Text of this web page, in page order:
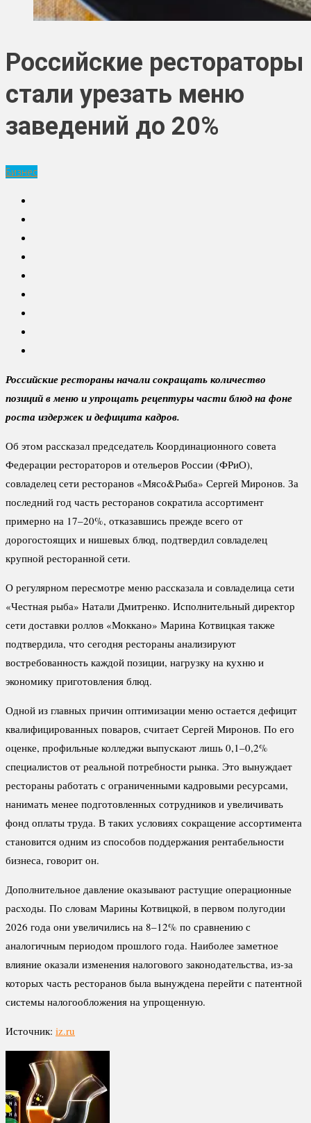
Российские рестораторы
стали урезать меню
заведений до 20%
Бизнес
Российские рестораны начали сокращать количество
позиций в меню и упрощать рецептуры части блюд на фоне
роста издержек и дефицита кадров.
Об этом рассказал председатель Координационного совета
Федерации рестораторов и отельеров России (ФРиО),
совладелец сети ресторанов «Мясо&Рыба» Сергей Миронов. За
последний год часть ресторанов сократила ассортимент
примерно на 17–20%, отказавшись прежде всего от
дорогостоящих и нишевых блюд, подтвердил совладелец
крупной ресторанной сети.
О регулярном пересмотре меню рассказала и совладелица сети
«Честная рыба» Натали Дмитренко. Исполнительный директор
сети доставки роллов «Моккано» Марина Котвицкая также
подтвердила, что сегодня рестораны анализируют
востребованность каждой позиции, нагрузку на кухню и
экономику приготовления блюд.
Одной из главных причин оптимизации меню остается дефицит
квалифицированных поваров, считает Сергей Миронов. По его
оценке, профильные колледжи выпускают лишь 0,1–0,2%
специалистов от реальной потребности рынка. Это вынуждает
рестораны работать с ограниченными кадровыми ресурсами,
нанимать менее подготовленных сотрудников и увеличивать
фонд оплаты труда. В таких условиях сокращение ассортимента
становится одним из способов поддержания рентабельности
бизнеса, говорит он.
Дополнительное давление оказывают растущие операционные
расходы. По словам Марины Котвицкой, в первом полугодии
2026 года они увеличились на 8–12% по сравнению с
аналогичным периодом прошлого года. Наиболее заметное
влияние оказали изменения налогового законодательства, из-за
которых часть ресторанов была вынуждена перейти с патентной
системы налогообложения на упрощенную.
Источник: iz.ru